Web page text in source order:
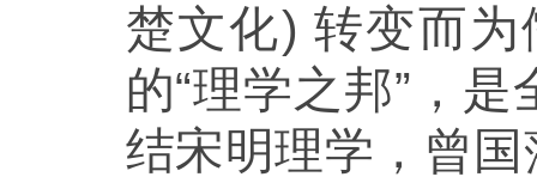
楚文化) 转变而
的“理学之邦”，
结宋明理学，曾